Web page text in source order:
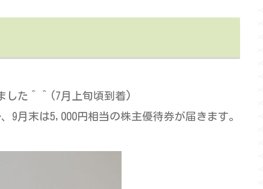
した＾＾(7月上旬頃到着)
9月末は5,000円相当の株主優待券が届きます。